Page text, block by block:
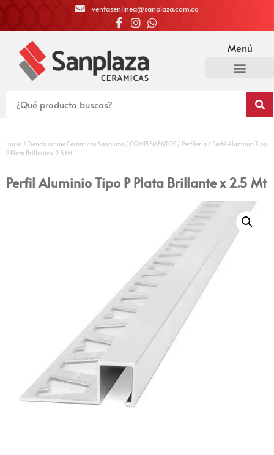
ventasenlinea@sanplaza.com.co
Menú
Inicio / Tienda online Cerámicas Sanplaza / COMPLEMENTOS / Perfilería / Perfil Aluminio Tipo
P Plata Brillante x 2.5 Mt
Perfil Aluminio Tipo P Plata Brillante x 2.5 Mt